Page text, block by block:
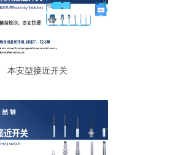
本安型接近开关